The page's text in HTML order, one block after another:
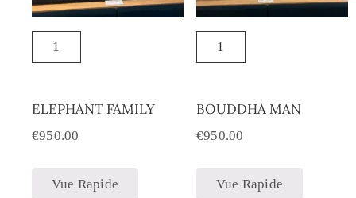
ELEPHANT FAMILY
€950.00
Vue Rapide
BOUDDHA MAN
€950.00
Vue Rapide